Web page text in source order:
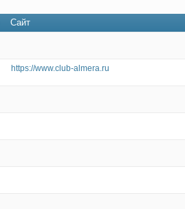
Сайт
https://www.club-almera.ru